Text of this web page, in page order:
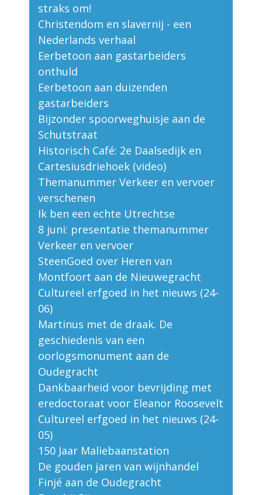
straks om!
Christendom en slavernij - een
Nederlands verhaal
Eerbetoon aan gastarbeiders
onthuld
Eerbetoon aan duizenden
gastarbeiders
Bijzonder spoorweghuisje aan de
Schutstraat
Historisch Café: 2e Daalsedijk en
Cartesiusdriehoek (video)
Themanummer Verkeer en vervoer
verschenen
Ik ben een echte Utrechtse
8 juni: presentatie themanummer
Verkeer en vervoer
SteenGoed over Heren van
Montfoort aan de Nieuwegracht
Cultureel erfgoed in het nieuws (24-
06)
Martinus met de draak. De
geschiedenis van een
oorlogsmonument aan de
Oudegracht
Dankbaarheid voor bevrijding met
eredoctoraat voor Eleanor Roosevelt
Cultureel erfgoed in het nieuws (24-
05)
150 Jaar Maliebaanstation
De gouden jaren van wijnhandel
Finjé aan de Oudegracht